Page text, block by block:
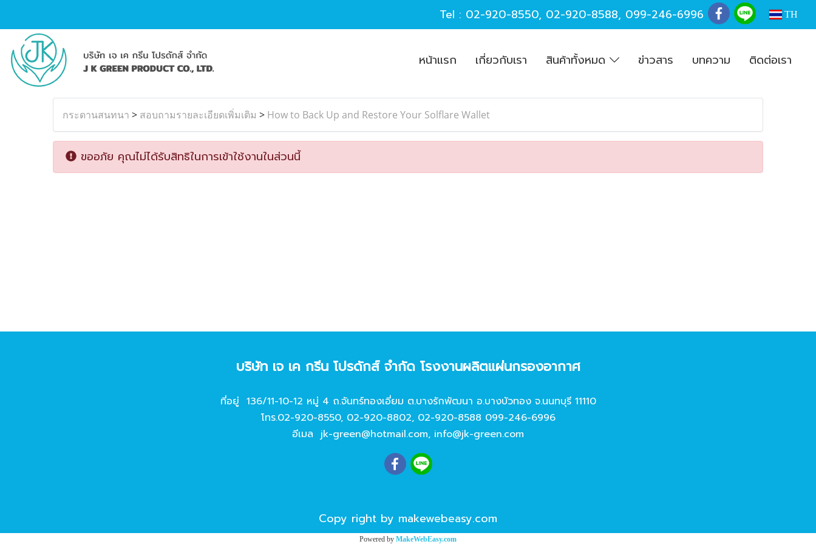
Tel : 02-920-8550, 02-920-8588, 099-246-6996 TH
หน้าแรก เกี่ยวกับเรา สินค้าทั้งหมด ข่าวสาร บทความ ติดต่อเรา
กระดานสนทนา > สอบถามรายละเอียดเพิ่มเติม > How to Back Up and Restore Your Solflare Wallet
ขออภัย คุณไม่ได้รับสิทธิในการเข้าใช้งานในส่วนนี้
บริษัท เจ เค กรีน โปรดักส์ จํากัด โรงงานผลิตแผ่นกรองอากาศ
ที่อยู่ 136/11-10-12 หมู่ 4 ถ.จันทร์ทองเอี่ยม ต.บางรักพัฒนา อ.บางบัวทอง จ.นนทบุรี 11110
โทร.02-920-8550, 02-920-8802, 02-920-8588 099-246-6996
อีเมล jk-green@hotmail.com, info@jk-green.com
Copy right by makewebeasy.com
Powered by MakeWebEasy.com